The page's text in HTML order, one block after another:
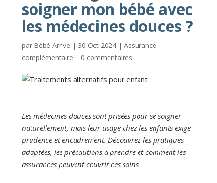
soigner mon bébé avec
les médecines douces ?
par Bébé Arrive | 30 Oct 2024| Assurance
complémentaire | 0 commentaires
Les médecines douces sont prisées pour se soigner
naturellement, mais leur usage chez les enfants exige
prudence et encadrement. Découvrez les pratiques
adaptées, les précautions à prendre et comment les
assurances peuvent couvrir ces soins.